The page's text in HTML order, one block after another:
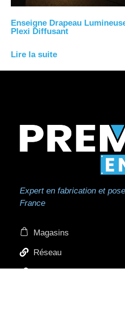
Enseigne Drapeau
Plexi Diffusant
Lire la suite
Expert en fabrication et
France
Magasins
Réseau